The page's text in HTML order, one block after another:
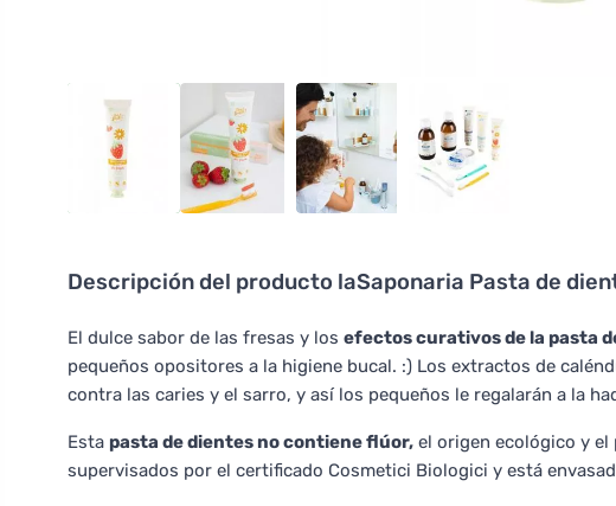
Descripción del producto laSaponaria Pasta de
El dulce sabor de las fresas y los efectos curativos de la pasta
pequeños opositores a la higiene bucal. :) Los extractos de
contra las caries y el sarro, y así los pequeños le regalarán a la
Esta pasta de dientes no contiene flúor, el origen ecológico y
supervisados por el certificado Cosmetici Biologici y está